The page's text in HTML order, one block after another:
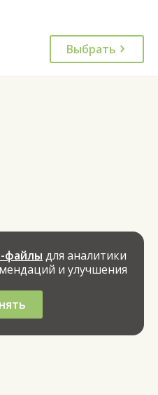
Выбрать
файлы для аналитики
и улучшения